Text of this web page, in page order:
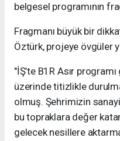
belgesel programının
Fragmanı büyük bir
Öztürk, projeye övgüler
"İŞ’te B1R Asır
üzerinde titizlikle
olmuş. Şehrimizin
bu topraklara değer
gelecek nesillere